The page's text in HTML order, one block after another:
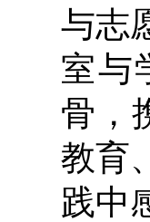
与志
室与
骨，
教育
践中